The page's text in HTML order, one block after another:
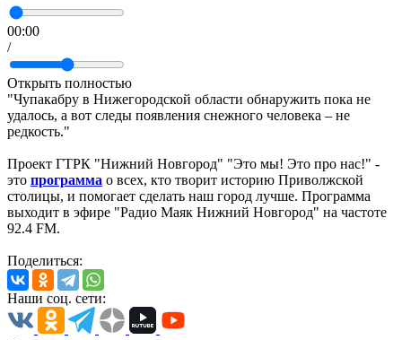
00:00
/
Открыть полностью
"Чупакабру в Нижегородской области обнаружить пока не
удалось, а вот следы появления снежного человека – не
редкость."
Проект ГТРК "Нижний Новгород" "Это мы! Это про нас!" -
это программа о всех, кто творит историю Приволжской
столицы, и помогает сделать наш город лучше. Программа
выходит в эфире "Радио Маяк Нижний Новгород" на частоте
92.4 FM.
Поделиться:
Наши соц. сети: